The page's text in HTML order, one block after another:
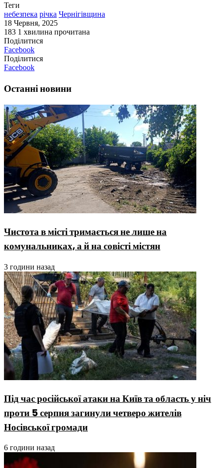
Теги
небезпека річка Чернігівщина
18 Червня, 2025
183 1 хвилина прочитана
Поділитися
Facebook
Поділитися
Facebook
Останні новини
Чистота в місті тримається не лише на
комунальниках, а й на совісті містян
3 години назад
Під час російської атаки на Київ та область у ніч
проти 5 серпня загинули четверо жителів
Носівської громади
6 години назад